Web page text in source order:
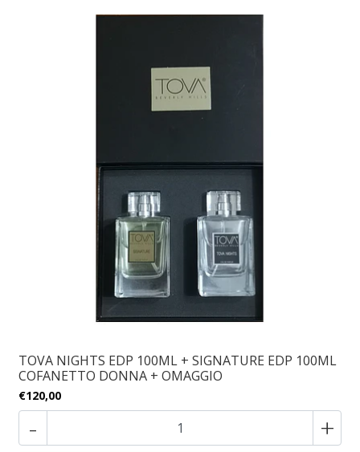
TOVA NIGHTS EDP 100ML + SIGNATURE EDP 100ML
COFANETTO DONNA + OMAGGIO
€120,00
- +